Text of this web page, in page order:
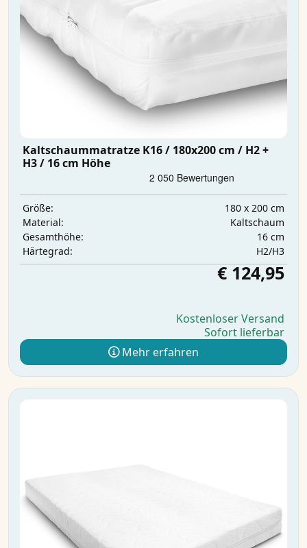
Kaltschaummatratze K16 / 180x200 cm / H2 +
H3 / 16 cm Höhe
Größe:
180 x 200 cm
Material:
Kaltschaum
Gesamthöhe:
16 cm
Härtegrad:
H2/H3
€ 124,95
Kostenloser Versand
Sofort lieferbar
Mehr erfahren